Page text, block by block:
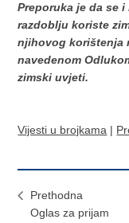
Preporuka je da se
razdoblju koriste
njihovog korištenja
navedenom
zimski uvjeti.
Vijesti u brojkama |
Prethodna
Oglas za prijam